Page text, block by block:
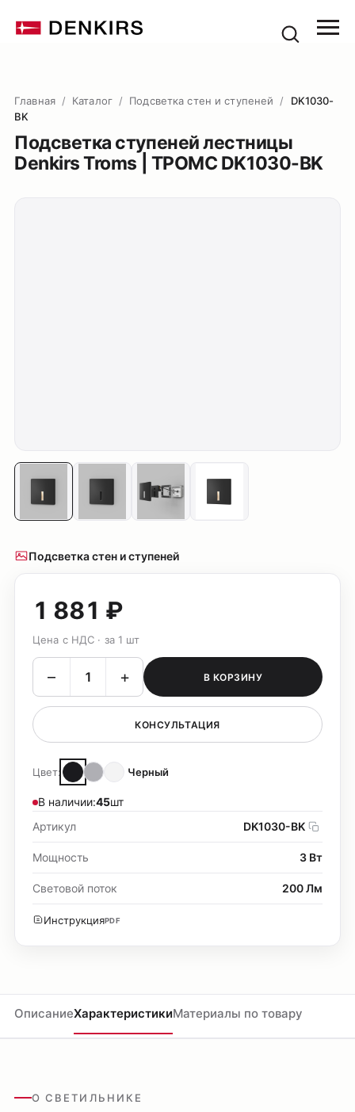
Главная / Каталог / Подсветка стен и ступеней /
DK1030-
BK
Подсветка ступеней лестницы
Denkirs Troms | ТРОМС DK1030-BK
Подсветка стен и ступеней
1 881 ₽
Цена с НДС · за 1 шт
– + В КОРЗИНУ
КОНСУЛЬТАЦИЯ
Цвет: Черный
В наличии:45шт
Артикул
DK1030-BK
Мощность 3 Вт
Световой поток 200 Лм
ИнструкцияPDF
ОписаниеХарактеристикиМатериалы по товару
О СВЕТИЛЬНИКЕ